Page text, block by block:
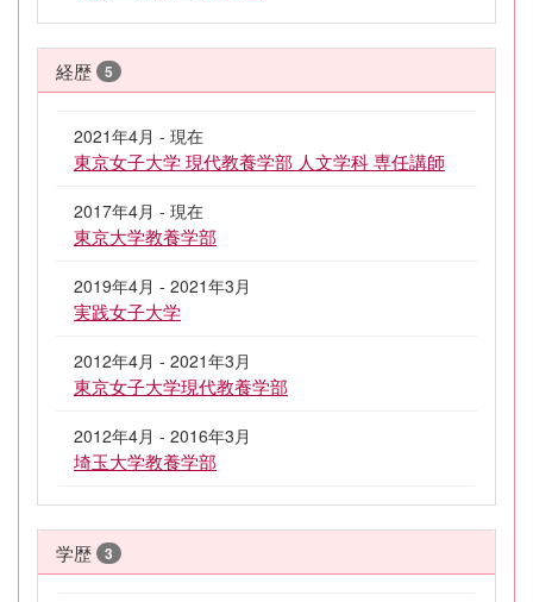
経歴 5
2021年4月 - 現在
東京女子大学 現代教養学部 人文学科 専任講師
2017年4月 - 現在
東京大学教養学部
2019年4月 - 2021年3月
実践女子大学
2012年4月 - 2021年3月
東京女子大学現代教養学部
2012年4月 - 2016年3月
埼玉大学教養学部
学歴 3